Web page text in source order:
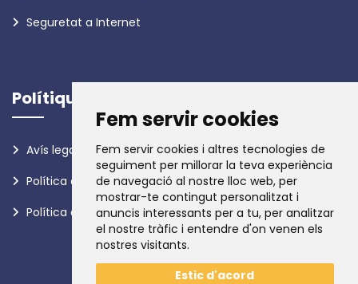
Fem servir cookies
Fem servir cookies i altres tecnologies de
seguiment per millorar la teva experiència
de navegació al nostre lloc web, per
mostrar-te contingut personalitzat i
anuncis interessants per a tu, per analitzar
el nostre tràfic i entendre d'on venen els
nostres visitants.
Estic d'acord
Seguretat a Internet
Polítiques
Avís legal
Política de privadesa
Política de galetes